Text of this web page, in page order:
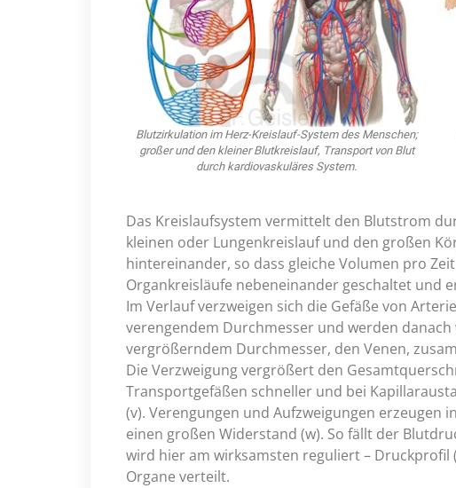
Blutzirkulation im Herz-Kreislauf-System des Menschen;
großer und den kleiner Blutkreislauf, Transport von Blut
durch kardiovaskuläres System.
Das Kreislaufsystem vermittelt den Blutstrom
kleinen oder Lungenkreislauf und den großen
hintereinander, so dass gleiche Volumen pro
Organkreisläufe nebeneinander geschaltet und
Im Verlauf verzweigen sich die Gefäße von
verengendem Durchmesser und werden
vergrößerndem Durchmesser, den Venen,
Die Verzweigung vergrößert den
Transportgefäßen schneller und bei
(v). Verengungen und Aufzweigungen erzeugen
einen großen Widerstand (w). So fällt der
wird hier am wirksamsten reguliert – Druckprofil
Organe verteilt.